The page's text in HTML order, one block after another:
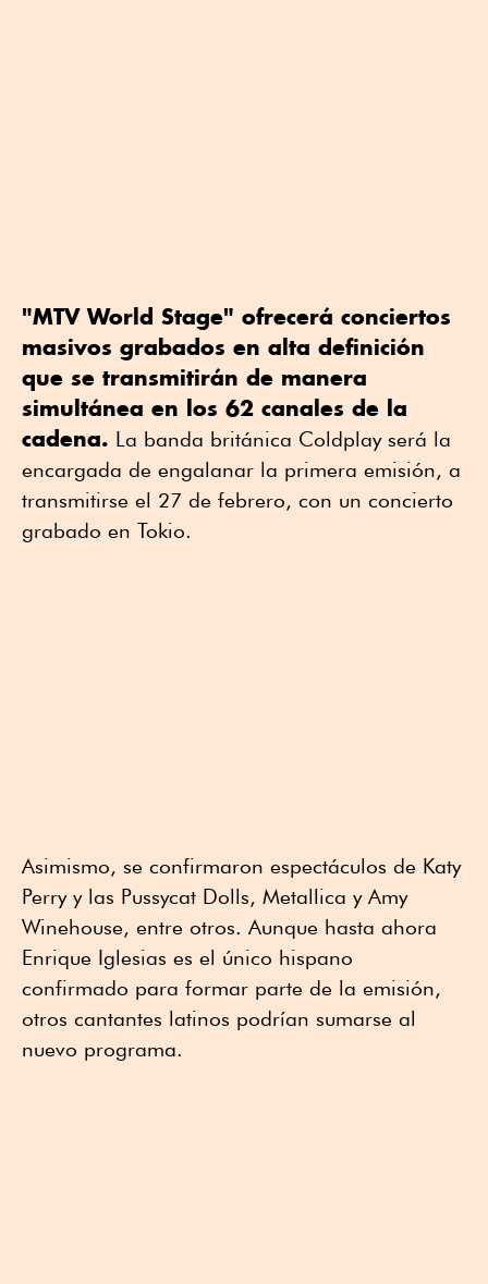
"MTV World Stage" ofrecerá conciertos
masivos grabados en alta definición
que se transmitirán de manera
simultánea en los 62 canales de la
cadena. La banda británica Coldplay será la
encargada de engalanar la primera emisión, a
transmitirse el 27 de febrero, con un concierto
grabado en Tokio.
Asimismo, se confirmaron espectáculos de Katy
Perry y las Pussycat Dolls, Metallica y Amy
Winehouse, entre otros. Aunque hasta ahora
Enrique Iglesias es el único hispano
confirmado para formar parte de la emisión,
otros cantantes latinos podrían sumarse al
nuevo programa.